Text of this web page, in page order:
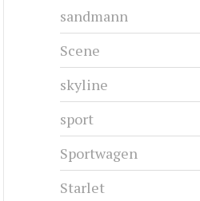
sandmann
Scene
skyline
sport
Sportwagen
Starlet